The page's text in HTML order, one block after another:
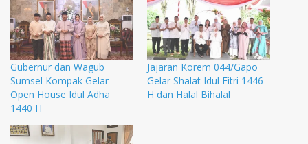
Gubernur dan Wagub
Sumsel Kompak Gelar
Open House Idul Adha
1440 H
Jajaran Korem 044/Gapo
Gelar Shalat Idul Fitri 1446
H dan Halal Bihalal